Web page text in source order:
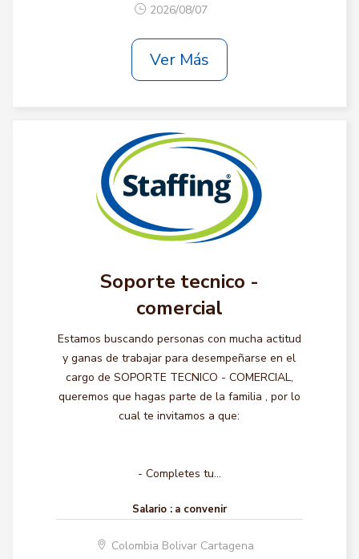
2026/08/07
Ver Más
Soporte tecnico -
comercial
Estamos buscando personas con mucha actitud
y ganas de trabajar para desempeñarse en el
cargo de SOPORTE TECNICO - COMERCIAL,
queremos que hagas parte de la familia , por lo
cual te invitamos a que:
- Completes tu...
Salario : a convenir
Colombia Bolivar Cartagena